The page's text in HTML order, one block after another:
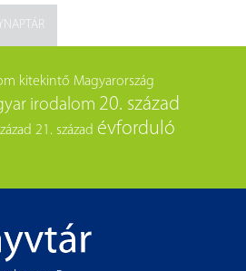
kitekintő Magyarország
irodalom 20. század
21. század évforduló